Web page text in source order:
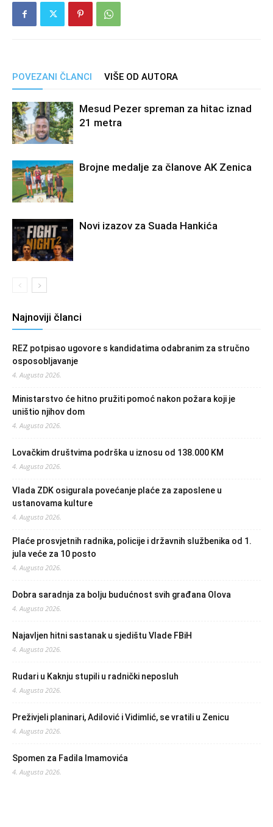
POVEZANI ČLANCI VIŠE OD AUTORA
Mesud Pezer spreman za hitac iznad
21 metra
Brojne medalje za članove AK Zenica
Novi izazov za Suada Hankića
Najnoviji članci
REZ potpisao ugovore s kandidatima odabranim za stručno
osposobljavanje
4. Augusta 2026.
Ministarstvo će hitno pružiti pomoć nakon požara koji je
uništio njihov dom
4. Augusta 2026.
Lovačkim društvima podrška u iznosu od 138.000 KM
4. Augusta 2026.
Vlada ZDK osigurala povećanje plaće za zaposlene u
ustanovama kulture
4. Augusta 2026.
Plaće prosvjetnih radnika, policije i državnih službenika od 1.
jula veće za 10 posto
4. Augusta 2026.
Dobra saradnja za bolju budućnost svih građana Olova
4. Augusta 2026.
Najavljen hitni sastanak u sjedištu Vlade FBiH
4. Augusta 2026.
Rudari u Kaknju stupili u radnički neposluh
4. Augusta 2026.
Preživjeli planinari, Adilović i Vidimlić, se vratili u Zenicu
4. Augusta 2026.
Spomen za Fadila Imamovića
4. Augusta 2026.